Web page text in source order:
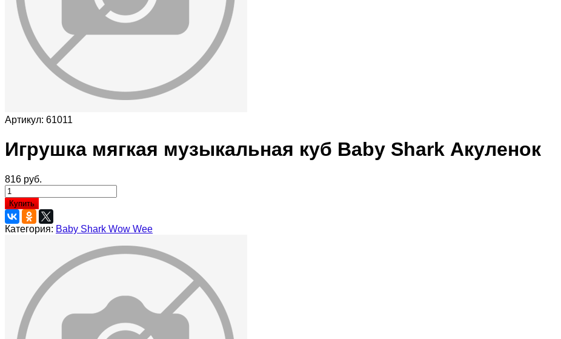
Артикул: 61011
Игрушка мягкая музыкальная куб Baby Shark Акуленок
816 руб.
Купить
Категория: Baby Shark Wow Wee